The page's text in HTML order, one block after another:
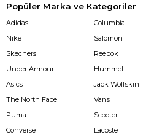
Popüler Marka ve Kategoriler
Adidas
Nike
Skechers
Under Armour
Asics
The North Face
Puma
Converse
Columbia
Salomon
Reebok
Hummel
Jack Wolfskin
Vans
Scooter
Lacoste